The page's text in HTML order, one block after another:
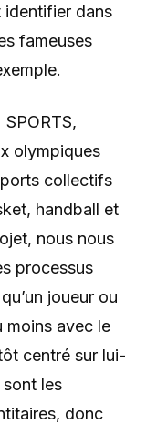
identifier dans
fameuses
olympiques
collectifs
handball et
nous nous
processus
joueur ou
moins avec le
centré sur lui-
sont les
donc